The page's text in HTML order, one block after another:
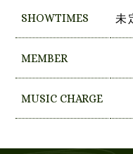
SHOWTIMES 未
MEMBER
MUSIC CHARGE